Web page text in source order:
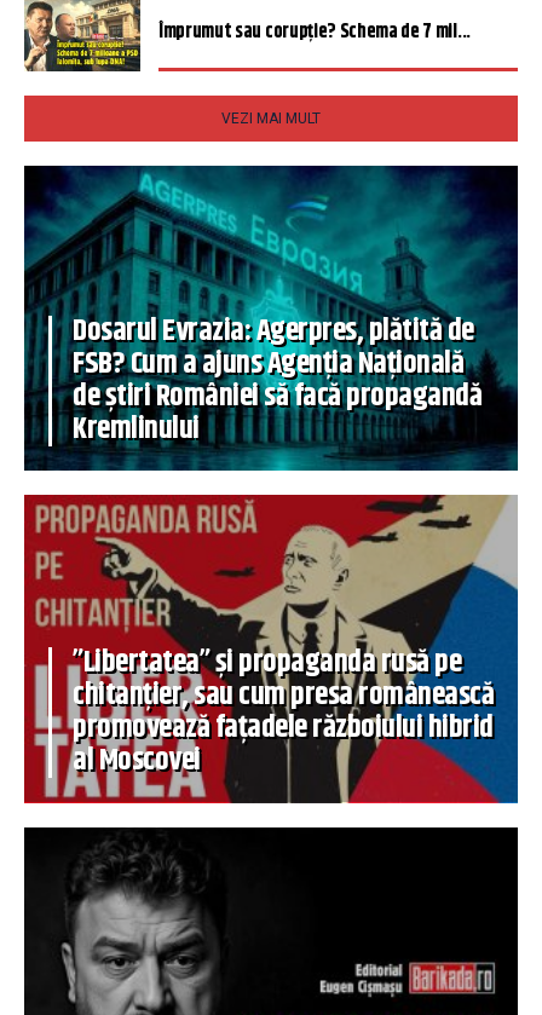
Împrumut sau corupție? Schema de 7 mil...
VEZI MAI MULT
Dosarul Evrazia: Agerpres, plătită de
FSB? Cum a ajuns Agenția Națională
de știri României să facă propagandă
Kremlinului
”Libertatea” și propaganda rusă pe
chitanțier, sau cum presa românească
promovează fațadele războiului hibrid
al Moscovei